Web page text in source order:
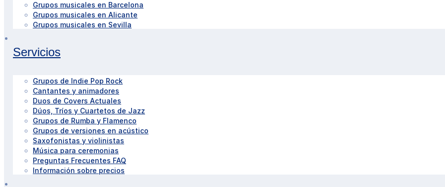
Grupos musicales en Barcelona
Grupos musicales en Alicante
Grupos musicales en Sevilla
Servicios
Grupos de Indie Pop Rock
Cantantes y animadores
Duos de Covers Actuales
Dúos, Tríos y Cuartetos de Jazz
Grupos de Rumba y Flamenco
Grupos de versiones en acústico
Saxofonistas y violinistas
Música para ceremonias
Preguntas Frecuentes FAQ
Información sobre precios